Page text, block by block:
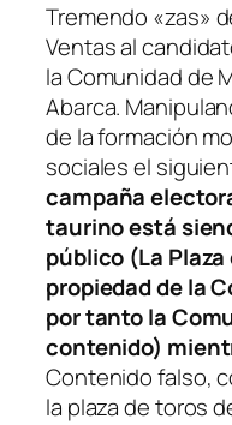
Tremendo «zas»
Ventas al
la Comunidad de
Abarca.
de la formación
sociales el
campaña
taurino está
público (La
propiedad de la
por tanto la
contenido)
Contenido falso,
la plaza de toros